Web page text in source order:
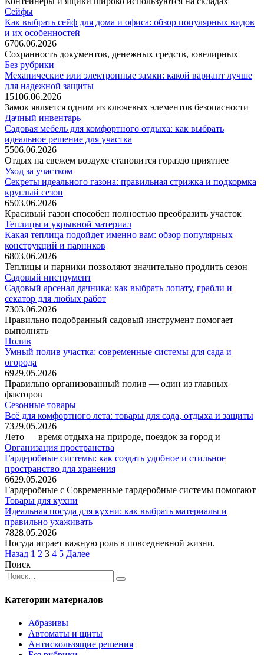
Сейфы
Как выбрать сейф для дома и офиса: обзор популярных видов
и их особенностей
6706.06.2026
Сохранность документов, денежных средств, ювелирных
Без рубрики
Механические или электронные замки: какой вариант лучше
для надежной защиты
15106.06.2026
Замок является одним из ключевых элементов безопасности
Дачный инвентарь
Садовая мебель для комфортного отдыха: как выбрать
идеальное решение для участка
5506.06.2026
Отдых на свежем воздухе становится гораздо приятнее
Уход за участком
Секреты идеального газона: правильная стрижка и подкормка
круглый сезон
6503.06.2026
Красивый газон способен полностью преобразить участок
Теплицы и укрывной материал
Какая теплица подойдет именно вам: обзор популярных
конструкций и парников
6803.06.2026
Теплицы и парники позволяют значительно продлить сезон
Садовый инструмент
Садовый арсенал дачника: как выбрать лопату, грабли и
секатор для любых работ
7303.06.2026
Правильно подобранный садовый инструмент помогает
выполнять
Полив
Умный полив участка: современные системы для сада и
огорода
6929.05.2026
Правильно организованный полив — один из главных
факторов
Сезонные товары
Всё для комфортного лета: товары для сада, отдыха и защиты
7329.05.2026
Лето — время отдыха на природе, поездок за город и
Организация пространства
Гардеробные системы: как создать удобное и стильное
пространство для хранения
6629.05.2026
Гардеробные с Современные гардеробные системы помогают
Товары для кухни
Идеальная посуда для кухни: как выбрать материалы и
правильно ухаживать
7828.05.2026
Посуда играет важную роль в повседневной жизни.
Пагинация
записей
Назад 1 2 3 4 5 Далее
Поиск
Search
for:
Категории материалов
Абразивы
Автоматы и щиты
Антискользящие решения